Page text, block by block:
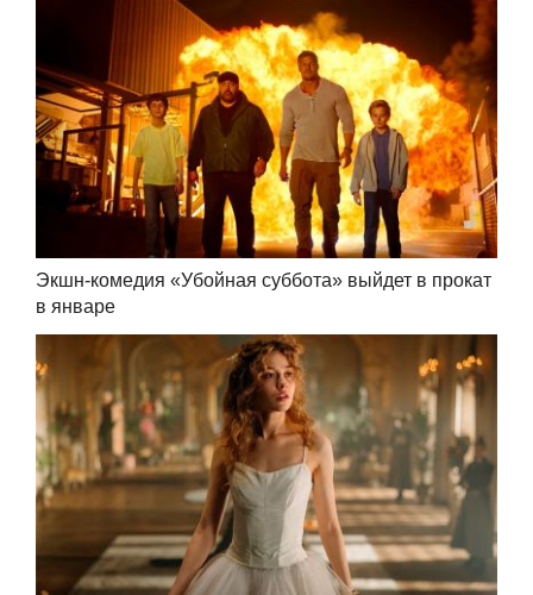
Экшн-комедия «Убойная суббота» выйдет в прокат
в январе